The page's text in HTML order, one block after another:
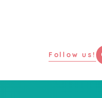
Follow us!